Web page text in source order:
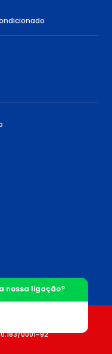
Desentupimento e
0001-92
nossa ligação?